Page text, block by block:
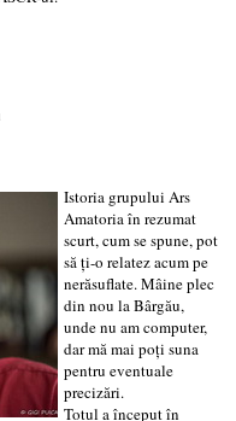
Istoria grupului Ars
Amatoria în rezumat
scurt, cum se spune, pot
să ţi-o relatez acum pe
nerăsuflate. Mâine plec
din nou la Bârgău,
unde nu am computer,
dar mă mai poţi suna
pentru eventuale
precizări.
Totul a început în